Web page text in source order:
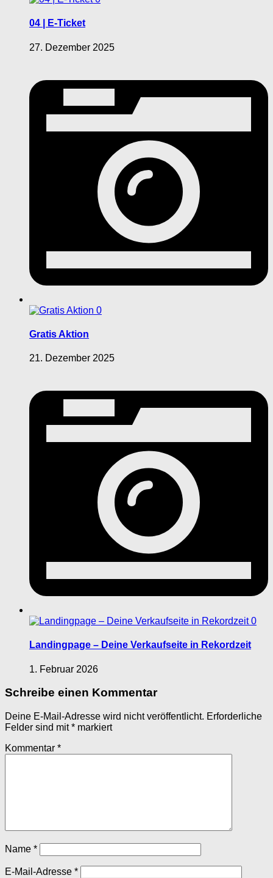
04 | E-Ticket
27. Dezember 2025
0
Gratis Aktion
21. Dezember 2025
0
Landingpage – Deine Verkaufseite in Rekordzeit
1. Februar 2026
Schreibe einen Kommentar
Deine E-Mail-Adresse wird nicht veröffentlicht. Erforderliche
Felder sind mit* markiert
Kommentar *
Name *
E-Mail-Adresse *